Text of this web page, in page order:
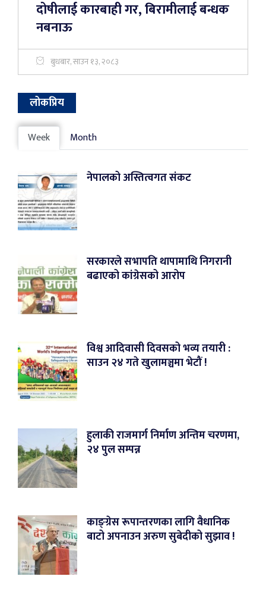
दोषीलाई कारबाही गर, बिरामीलाई बन्धक
नबनाऊ
बुधबार, साउन १३, २०८३
लोकप्रिय
Week Month
नेपालको अस्तित्वगत संकट
सरकारले सभापति थापामाथि निगरानी
बढाएको कांग्रेसको आरोप
विश्व आदिवासी दिवसको भव्य तयारी :
साउन २४ गते खुलामञ्चमा भेटौं !
हुलाकी राजमार्ग निर्माण अन्तिम चरणमा,
२४ पुल सम्पन्न
काङ्ग्रेस रूपान्तरणका लागि वैधानिक
बाटो अपनाउन अरुण सुबेदीको सुझाव !